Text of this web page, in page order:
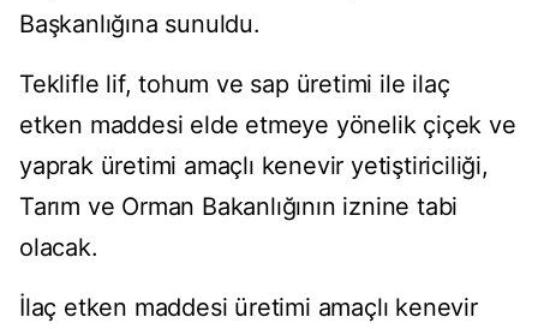
Başkanlığına sunuldu.
Teklifle lif, tohum ve sap üretimi ile ilaç
etken maddesi elde etmeye yönelik çiçek ve
yaprak üretimi amaçlı kenevir yetiştiriciliği,
Tarım ve Orman Bakanlığının iznine tabi
olacak.
İlaç etken maddesi üretimi amaçlı kenevir